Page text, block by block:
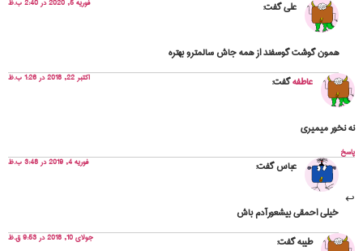
علیگفت:
همون گوشت گوسفند از همه جاش سالمترو بهتره
عاطفهگفت: اکتبر 22, 2018 در 1:26 ب.ظ
نه نخور میمیری
پاسخ
عباسگفت: فوریه 4, 2019 در 3:48 ب.ظ
خیلی احمقی بیشعورآدم باش
طیبهگفت: جولای 10, 2018 در 9:53 ق.ظ